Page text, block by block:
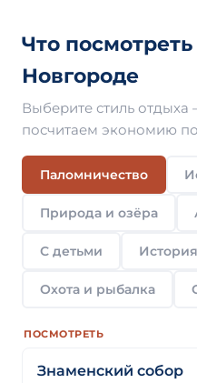
Что
Новгороде
Выберите стиль
посчитаем экономию по
Паломничество
Природа и озёра
С детьми История
Охота и рыбалка
ПОСМОТРЕТЬ
Знаменский собор